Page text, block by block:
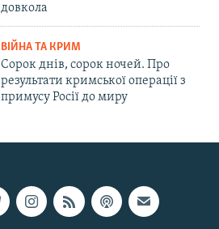
довкола
ВІЙНА ТА КРИМ
Сорок днів, сорок ночей. Про
результати кримської операції з
примусу Росії до миру